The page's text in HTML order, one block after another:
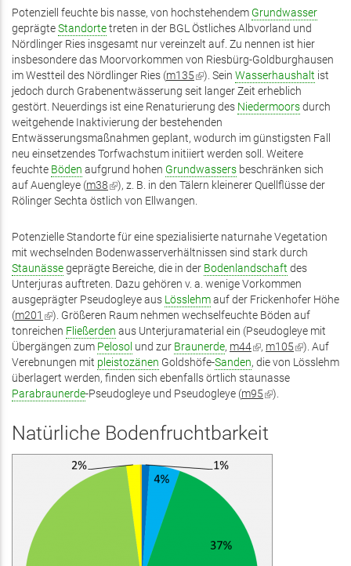
extern)
Potenziell feuchte bis nasse, von hochstehendem Grundwasser
geprägteStandortetreten in der BGL Östliches Albvorland und
Nördlinger Ries insgesamt nur vereinzelt auf. Zu nennen ist hier
insbesondere das Moorvorkommen von Riesbürg-Goldburghausen
im Westteil des Nördlinger Ries (m135(Link
ist
extern)
). Sein Wasserhaushalt ist
jedoch durch Grabenentwässerung seit langer Zeit erheblich
gestört. Neuerdings ist eine Renaturierung des Niedermoorsdurch
weitgehende Inaktivierung der bestehenden
Entwässerungsmaßnahmen geplant, wodurch im günstigsten Fall
neu einsetzendes Torfwachstum initiiert werden soll. Weitere
feuchte Böden aufgrund hohen Grundwassers beschränken sich
auf Auengleye (m38(Link
ist
), z. B. in den Tälern kleinerer Quellflüsse der
Rölinger Sechta östlich von Ellwangen.
Potenzielle Standorte für eine spezialisierte naturnahe Vegetation
mit wechselnden Bodenwasserverhältnissen sind stark durch
Staunässegeprägte Bereiche, die in der Bodenlandschaft des
Unterjuras auftreten. Dazu gehören v. a. wenige Vorkommen
ausgeprägter Pseudogleye aus Lösslehmauf der Frickenhofer Höhe
(m201 (Link
ist
extern)
). Größeren Raum nehmen wechselfeuchte Böden auf
tonreichen Fließerden aus Unterjuramaterial ein (Pseudogleye mit
Übergängen zum Pelosol und zur Braunerde, m44(Link
ist
extern)
, m105(Link
ist
). Auf
Verebnungen mit pleistozänen Goldshöfe-Sanden, die von Lösslehm
überlagert werden, finden sich ebenfalls örtlich staunasse
Parabraunerde-Pseudogleye und Pseudogleye (m95(Link
extern)
).
Natürliche Bodenfruchtbarkeit